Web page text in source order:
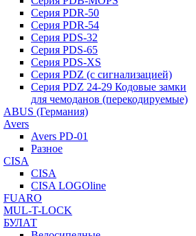
Серия PDR-50
Серия PDR-54
Серия PDS-32
Серия PDS-65
Серия PDS-XS
Серия PDZ (с сигнализацией)
Серия PDZ 24-29 Кодовые замки
для чемоданов (перекодируемые)
ABUS (Германия)
Avers
Avers PD-01
Разное
CISA
CISA
CISA LOGOline
FUARO
MUL-T-LOCK
БУЛАТ